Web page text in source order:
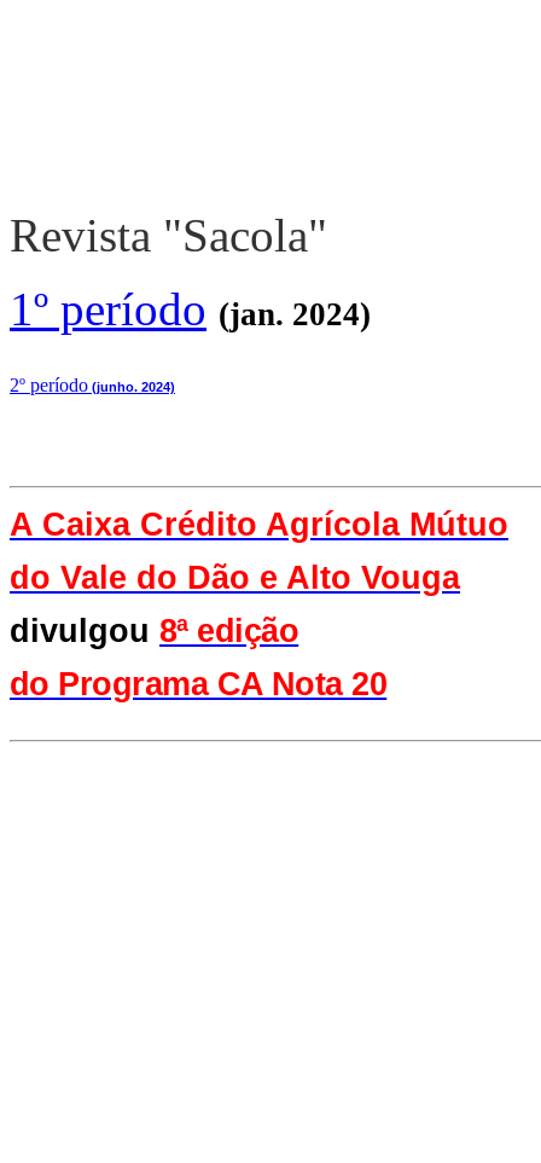
Revista "Sacola"
1º período (jan. 2024)
2º período (junho. 2024)
A Caixa Crédito Agrícola Mútuo
do Vale do Dão e Alto Vouga
divulgou 8ª edição
do Programa CA Nota 20